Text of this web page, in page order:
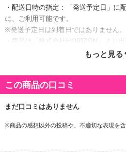
・配送日時の指定：「発送予定日」に
に、ご利用可能です。
※発送予定日は到着日ではありません。
・商品は「株式会社HORIZON」より出
商品詳細
種類別名称：美容オイル ヘア＆ボディ
容量：60mL
もっと見る
この商品の口コミ
※商品の感想以外の投稿や、不適切な表現を